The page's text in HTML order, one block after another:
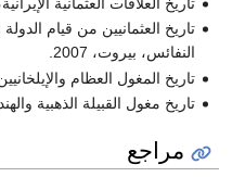
تاريخ العثمانيين من قيام الدولة
النفائس، بيروت، 2007.
تاريخ المغول العظام والإيلخانيين، دار
تاريخ مغول القبيلة الذهبية والهند،
مراجع